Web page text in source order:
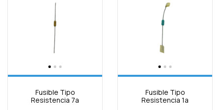
Fusible Tipo
Resistencia 7a
Fusible Tipo
Resistencia 1a